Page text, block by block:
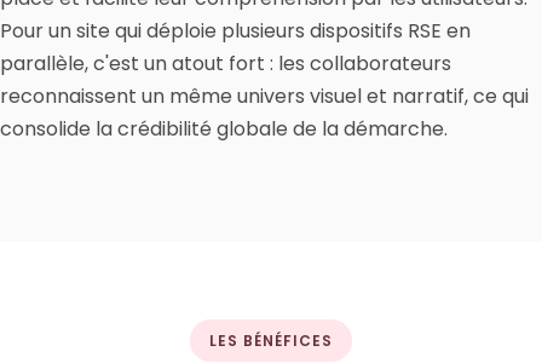
Pour un site qui déploie plusieurs dispositifs RSE en
parallèle, c'est un atout fort : les collaborateurs
reconnaissent un même univers visuel et narratif, ce qui
consolide la crédibilité globale de la démarche.
LES BÉNÉFICES